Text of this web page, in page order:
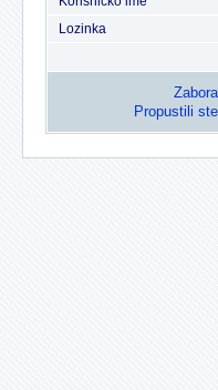
Lozinka
Propustili